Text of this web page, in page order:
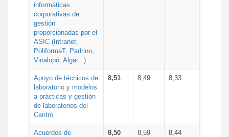
informáticas
corporativas de
gestión
proporcionadas por el
ASIC (Intranet,
PoliformaT, Padrino,
Vinalopó, Algar...)
Apoyo de técnicos de
laboratorio y modelos
a prácticas y gestión
de laboratorios del
Centro
8,51 8,49 8,33
Acuerdos de
8,50 8,59 8,44